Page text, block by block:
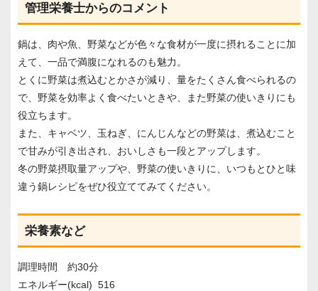
管理栄養士からのコメント
鍋は、肉や魚、野菜などが色々な食材が一度に摂れることに加
えて、一品で満腹になれるのも魅力。
とくに野菜は煮込むとかさが減り、量をたくさん食べられるの
で、野菜を効率よく食べたいときや、また野菜の使いきりにも
役立ちます。
また、キャベツ、玉ねぎ、にんじんなどの野菜は、煮込むこと
で甘みが引き出され、おいしさも一段とアップします。
冬の野菜摂取量アップや、野菜の使いきりに、いつもとひと味
違う鍋レシピをぜひ役立ててみてください。
栄養素など
調理時間 約30分
エネルギー(kcal) 516